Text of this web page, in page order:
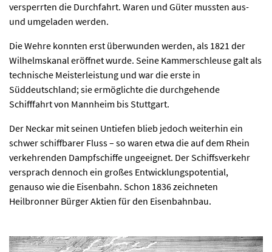
versperrten die Durchfahrt. Waren und Güter mussten aus-
und umgeladen werden.
Die Wehre konnten erst überwunden werden, als 1821 der
Wilhelmskanal eröffnet wurde. Seine Kammerschleuse galt als
technische Meisterleistung und war die erste in
Süddeutschland; sie ermöglichte die durchgehende
Schifffahrt von Mannheim bis Stuttgart.
Der Neckar mit seinen Untiefen blieb jedoch weiterhin ein
schwer schiffbarer Fluss – so waren etwa die auf dem Rhein
verkehrenden Dampfschiffe ungeeignet. Der Schiffsverkehr
versprach dennoch ein großes Entwicklungspotential,
genauso wie die Eisenbahn. Schon 1836 zeichneten
Heilbronner Bürger Aktien für den Eisenbahnbau.